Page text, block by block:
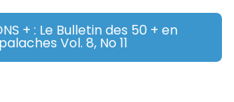
+ : Le Bulletin des 50 + en
Vol. 8, No 11